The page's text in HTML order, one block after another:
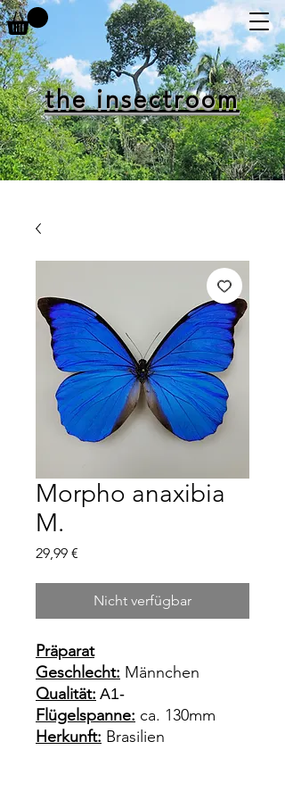
the insectroom
Morpho anaxibia
M.
29,99 €
Nicht verfügbar
Präparat
Geschlecht: Männchen
Qualität: A1-
Flügelspanne: ca. 130mm
Herkunft: Brasilien